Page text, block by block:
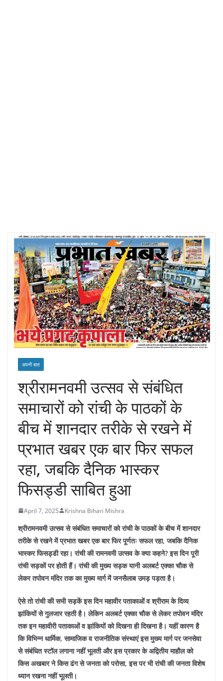
अपनी बात
श्रीरामनवमी उत्सव से संबंधित
समाचारों को रांची के पाठकों के
बीच में शानदार तरीके से रखने में
प्रभात खबर एक बार फिर सफल
रहा, जबकि दैनिक भास्कर
फिसड्डी साबित हुआ
April 7, 2025 Krishna Bihari Mishra
श्रीरामनवमी उत्सव से संबंधित समाचारों को रांची के पाठकों के बीच में शानदार
तरीके से रखने में प्रभात खबर एक बार फिर पूर्णतः सफल रहा, जबकि दैनिक
भास्कर फिसड्डी रहा। रांची की रामनवमी उत्सव के क्या कहने? इस दिन पूरी
रांची सड़कों पर होती हैं। रांची की मुख्य सड़क यानी अलबर्ट एक्का चौक से
लेकर तपोवन मंदिर तक का मुख्य मार्ग में जनसैलाब उमड़ पड़ता है।
ऐसे तो रांची की सभी सड़कें इस दिन महावीर पताकाओं व श्रीराम के दिव्य
झांकियों से गुलजार रहती है। लेकिन अलबर्ट एक्का चौक से लेकर तपोवन मंदिर
तक इन महावीरी पताकाओं व झांकियों को दिखना ही दिखना है। यहीं कारण है
कि विभिन्न धार्मिक, सामाजिक व राजनीतिक संस्थाएं इस मुख्य मार्ग पर जनसेवा
से संबंधित स्टॉल लगाना नहीं भूलती और इस प्रकार के अद्वितीय माहौल को
किस अखबार ने किस ढंग से जनता को परोसा, इस पर भी रांची की जनता विशेष
ध्यान रखना नहीं भूलती।